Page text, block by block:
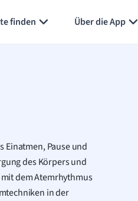
finden Über die App
Einatmen, Pause und
des Körpers und
dem Atemrhythmus
in der